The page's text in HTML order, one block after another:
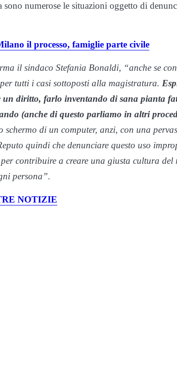
numerose le situazioni oggetto di
il processo, famiglie parte civile
il sindaco Stefania Bonaldi, “anche se
tutti i casi sottoposti alla magistratura.
un diritto, farlo inventando di sana pianta
(anche di questo parliamo in altri
schermo di un computer, anzi, con una
quindi che denunciare questo uso
contribuire a creare una giusta cultura del
persona”.
NOTIZIE